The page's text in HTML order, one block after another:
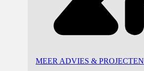
MEER ADVIES & PROJECTEN